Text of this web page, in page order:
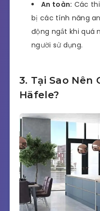
An toàn: Các
bị các tính năng
động ngắt khi quá
người sử dụng.
3. Tại Sao Nên
Häfele?